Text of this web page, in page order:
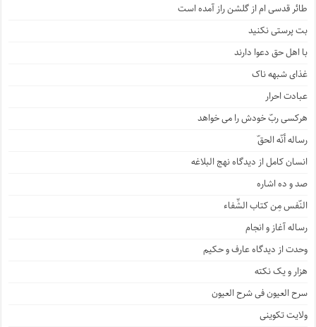
طائر قدسی ام از گلشن راز آمده است
بت پرستی نکنید
با اهل حق دعوا دارند
غذای شبهه ناک
عبادت احرار
هرکسی ربّ خودش را می خواهد
رساله أنّه الحقّ
انسان کامل از دیدگاه نهج البلاغه
صد و ده اشاره
النّفس مِن کتاب الشِّفاء
رساله آغاز و انجام
وحدت از دیدگاه عارف و حکیم
هزار و یک نکته
سرح العیون فی شرح العیون
ولایت تکوینی